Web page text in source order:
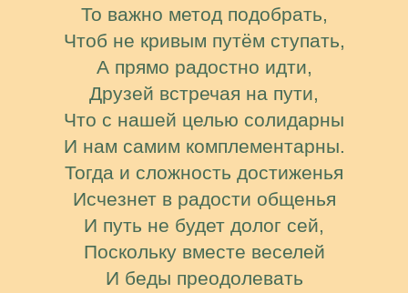
То важно метод подобрать,
Чтоб не кривым путём ступать,
А прямо радостно идти,
Друзей встречая на пути,
Что с нашей целью солидарны
И нам самим комплементарны.
Тогда и сложность достиженья
Исчезнет в радости общенья
И путь не будет долог сей,
Поскольку вместе веселей
И беды преодолевать